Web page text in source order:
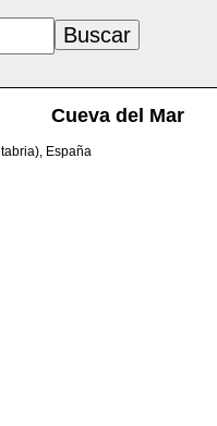
Cueva del Mar
España